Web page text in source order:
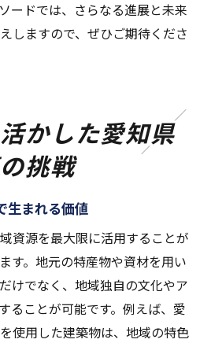
ードでは、さらなる進展と未来
しますので、ぜひご期待くださ
かした愛知県
挑戦
生まれる価値
資源を最大限に活用することが
す。地元の特産物や資材を用い
けでなく、地域独自の文化やア
ることが可能です。例えば、愛
使用した建築物は、地域の特色